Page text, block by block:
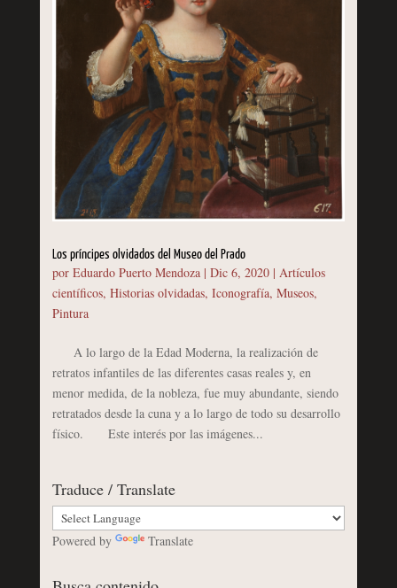
Los príncipes olvidados del Museo del Prado
por Eduardo Puerto Mendoza| Dic 6, 2020| Artículos
científicos, Historias olvidadas, Iconografía, Museos,
Pintura
A lo largo de la Edad Moderna, la realización de
retratos infantiles de las diferentes casas reales y, en
menor medida, de la nobleza, fue muy abundante, siendo
retratados desde la cuna y a lo largo de todo su desarrollo
físico. Este interés por las imágenes...
Traduce / Translate
Powered by Translate